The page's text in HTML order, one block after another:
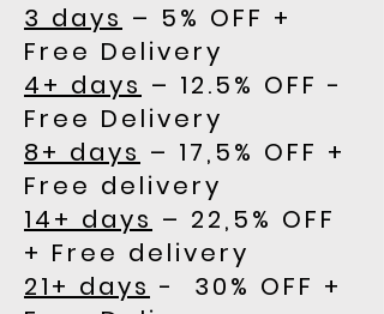
3 days – 5% OFF +
Free Delivery
4+ days – 12.5% OFF -
Free Delivery
8+ days – 17,5% OFF +
Free delivery
14+ days – 22,5% OFF
+ Free delivery
21+ days - 30% OFF +